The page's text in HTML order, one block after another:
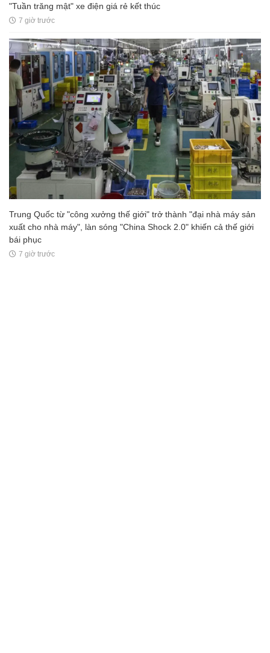
"Tuần trăng mật" xe điện giá rẻ kết thúc
7 giờ trước
Trung Quốc từ "công xưởng thế giới" trở thành "đại nhà máy sản
xuất cho nhà máy", làn sóng "China Shock 2.0" khiến cả thế giới
bái phục
7 giờ trước